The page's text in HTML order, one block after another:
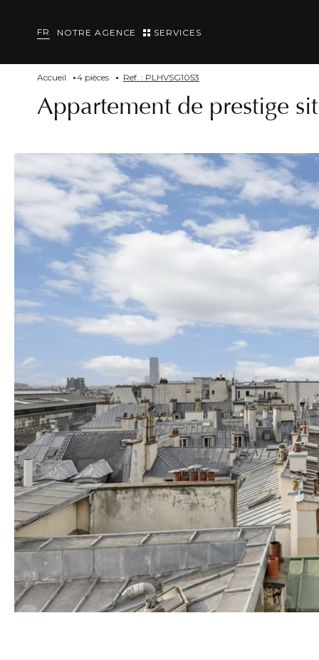
FR NOTRE AGENCE SERVICES
Accueil 4 pièces Ref. : PLHVSG1053
Appartement de prestige